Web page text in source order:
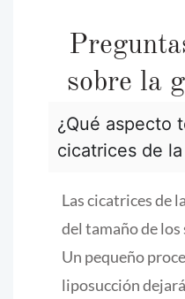
sobre la
¿Qué aspecto
cicatrices de
Las cicatrices de
del tamaño de los
Un pequeño
liposucción